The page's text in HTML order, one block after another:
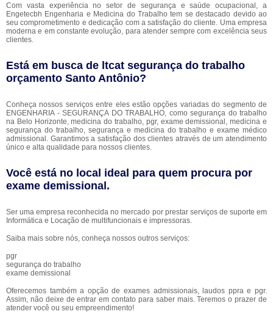
Com vasta experiência no setor de segurança e saúde ocupacional, a
Engetecbh Engenharia e Medicina do Trabalho tem se destacado devido ao
seu comprometimento e dedicação com a satisfação do cliente. Uma empresa
moderna e em constante evolução, para atender sempre com excelência seus
clientes.
Está em busca de ltcat segurança do trabalho
orçamento Santo Antônio?
Conheça nossos serviços entre eles estão opções variadas do segmento de
ENGENHARIA - SEGURANÇA DO TRABALHO, como segurança do trabalho
na Belo Horizonte, medicina do trabalho, pgr, exame demissional, medicina e
segurança do trabalho, segurança e medicina do trabalho e exame médico
admissional. Garantimos a satisfação dos clientes através de um atendimento
único e alta qualidade para nossos clientes.
Você está no local ideal para quem procura por
exame demissional .
Ser uma empresa reconhecida no mercado por prestar serviços de suporte em
Informática e Locação de multifuncionais e impressoras.
Saiba mais sobre nós, conheça nossos outros serviços:
pgr
segurança do trabalho
exame demissional
Oferecemos também a opção de exames admissionais, laudos ppra e pgr.
Assim, não deixe de entrar em contato para saber mais. Teremos o prazer de
atender você ou seu empreendimento!